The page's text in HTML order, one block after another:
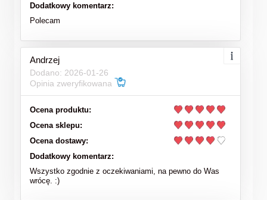
Dodatkowy komentarz:
Polecam
Andrzej
Dodano: 2026-01-26
Opinia zweryfikowana
Ocena produktu:
Ocena sklepu:
Ocena dostawy:
Dodatkowy komentarz:
Wszystko zgodnie z oczekiwaniami, na pewno do Was
wrócę. :)